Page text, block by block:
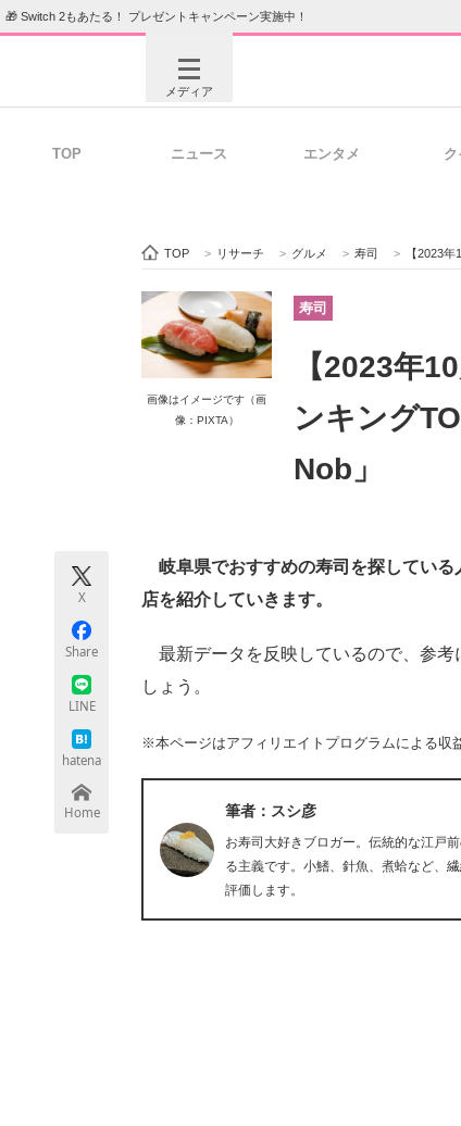
🎁 Switch 2もあたる！ プレゼントキャンペーン実施中！
メディア
ビジネスと働き方のヒント
ITエンジニア向け専門サイト
ちょっと気になるネットの話題
TOP ニュース エンタメ
TOP > リサーチ > グルメ > 寿司 > 【2023
画像はイメージです（画
像：PIXTA）
寿司
【2023年
ンキング
Nob」
X
Share
LINE
hatena
Home
岐阜県でおすすめの寿司を探している
店を紹介していきます。
最新データを反映しているので、参考
しょう。
※本ページはアフィリエイトプログラムによる収
筆者：スシ彦
お寿司大好きブロガー。伝統的な江戸
る主義です。小鰭、針魚、煮蛤など、
評価します。